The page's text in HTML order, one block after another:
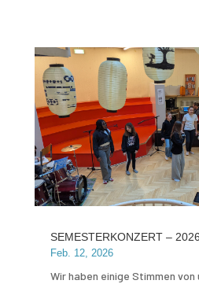
SEMESTERKONZERT – 2026
Feb. 12, 2026
Wir haben einige Stimmen von